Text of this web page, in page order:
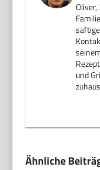
und
Ähnliche